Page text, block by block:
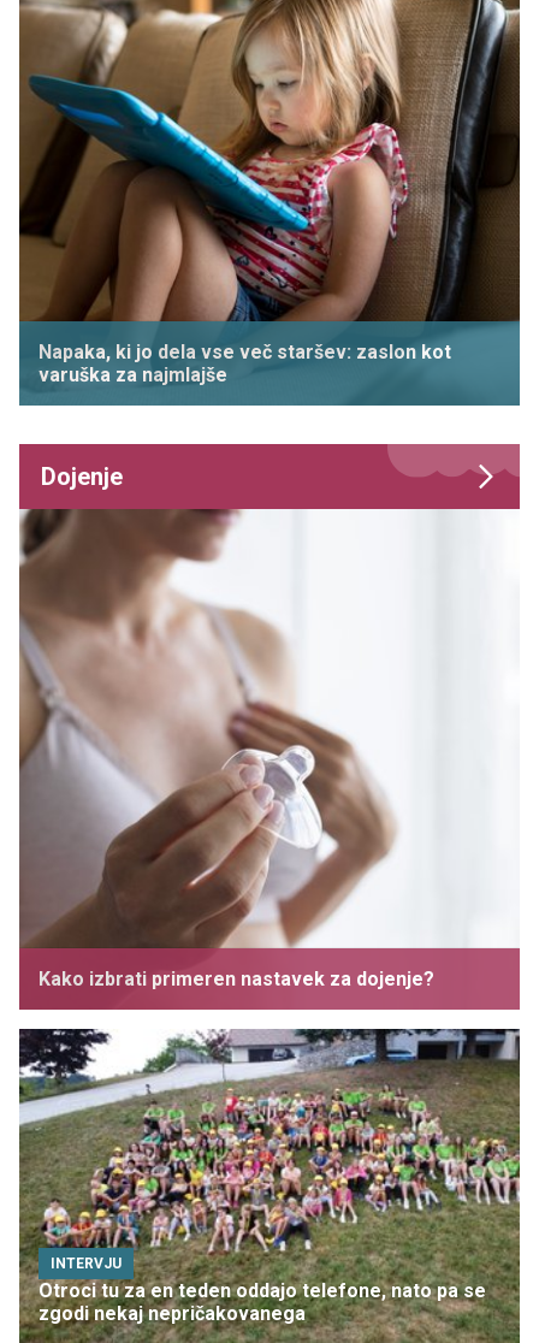
Napaka, ki jo dela vse več staršev: zaslon kot
varuška za najmlajše
Dojenje
Kako izbrati primeren nastavek za dojenje?
INTERVJU
Otroci tu za en teden oddajo telefone, nato pa se
zgodi nekaj nepričakovanega